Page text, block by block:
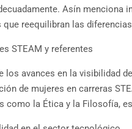
Asín menciona
reequilibran las
STEAM y referentes
los avances en la visibilidad
de mujeres en carreras
como la Ética y la Filosofía,